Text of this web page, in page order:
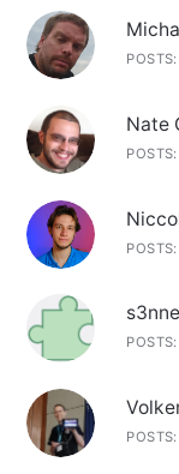
POSTS:
Nate
POSTS:
POSTS:
POSTS: